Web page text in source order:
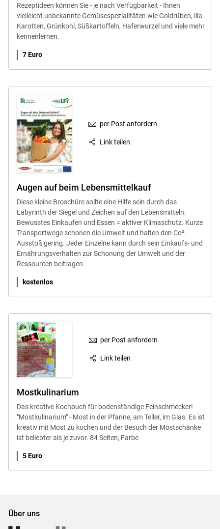
Rezeptideen können Sie - je nach Verfügbarkeit - Ihnen
vielleicht unbekannte Gemüsespezialitäten wie Goldrüben, lila
Karotten, Grünkohl, Süßkartoffeln, Haferwurzel und viele mehr
kennenlernen.
7 Euro
per Post anfordern
Link teilen
Augen auf beim Lebensmittelkauf
Diese kleine Broschüre sollte eine Hilfe sein durch das
Labyrinth der Siegel und Zeichen auf den Lebensmitteln.
Bewusstes Einkaufen und Essen = aktiver Klimaschutz. Kurze
Transportwege schonen die Umwelt und halten den Co²-
Ausstoß gering. Jeder Einzelne kann durch sein Einkaufs- und
Ernährungsverhalten zur Schonung der Umwelt und der
Ressourcen beitragen.
kostenlos
per Post anfordern
Link teilen
Mostkulinarium
Das kreative Kochbuch für bodenständige Feinschmecker!
"Mostkulinarium" - Most in der Pfanne, am Teller, im Glas. Es ist
kreativ mit Most zu kochen und der Besuch der Mostschänke
ist beliebter als je zuvor. 84 Seiten, Farbe
5 Euro
Über uns